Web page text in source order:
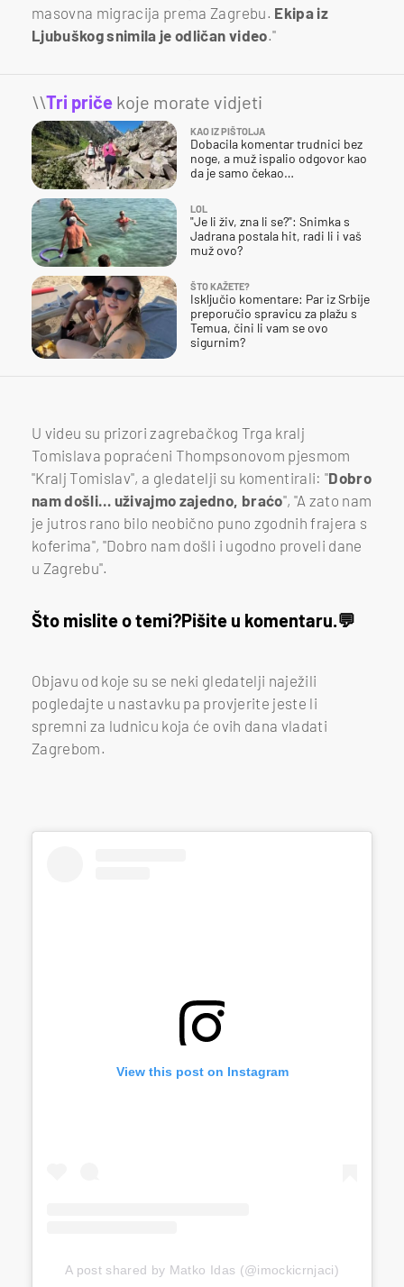
masovna migracija prema Zagrebu. Ekipa iz
Ljubuškog snimila je odličan video."
\\Tri priče koje morate vidjeti
KAO IZ PIŠTOLJA
Dobacila komentar trudnici bez
noge, a muž ispalio odgovor kao
da je samo čekao…
LOL
"Je li živ, zna li se?": Snimka s
Jadrana postala hit, radi li i vaš
muž ovo?
ŠTO KAŽETE?
Isključio komentare: Par iz Srbije
preporučio spravicu za plažu s
Temua, čini li vam se ovo
sigurnim?
U videu su prizori zagrebačkog Trga kralj
Tomislava popraćeni Thompsonovom pjesmom
"Kralj Tomislav", a gledatelji su komentirali: "Dobro
nam došli… uživajmo zajedno, braćo", "A zato nam
je jutros rano bilo neobično puno zgodnih frajera s
koferima", "Dobro nam došli i ugodno proveli dane
u Zagrebu".
Što mislite o temi?Pišite u komentaru.
Objavu od koje su se neki gledatelji naježili
pogledajte u nastavku pa provjerite jeste li
spremni za ludnicu koja će ovih dana vladati
Zagrebom.
View this post on Instagram
A post shared by Matko Idas (@imockicrnjaci)